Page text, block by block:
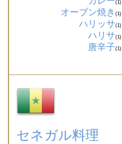
(1)
オーブン焼き(1)
ハリッサ(1)
ハリサ(1)
唐辛子(1)
セネガル料理